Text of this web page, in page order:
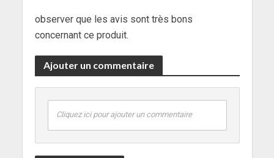
observer que les avis sont très bons
concernant ce produit.
Ajouter un commentaire
Cliquez ici pour ajouter un commentaire